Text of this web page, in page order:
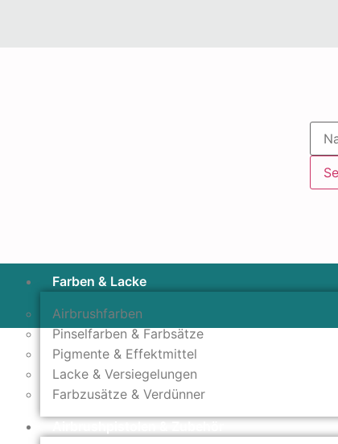
Farben & Lacke
Airbrushfarben
Pinselfarben & Farbsätze
Pigmente & Effektmittel
Lacke & Versiegelungen
Farbzusätze & Verdünner